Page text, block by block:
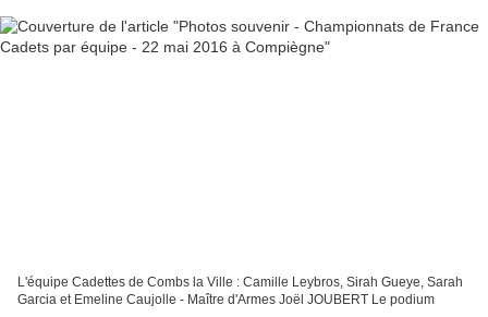
L'équipe Cadettes de Combs la Ville : Camille Leybros, Sirah Gueye, Sarah
Garcia et Emeline Caujolle - Maître d'Armes Joël JOUBERT Le podium